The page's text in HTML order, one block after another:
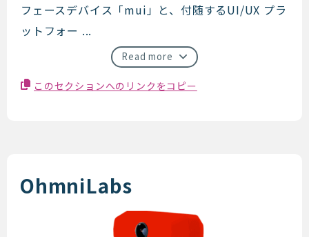
フェースデバイス「mui」と、付随するUI/UX プラ
ットフォー ...
Read more
このセクションへのリンクをコピー
OhmniLabs